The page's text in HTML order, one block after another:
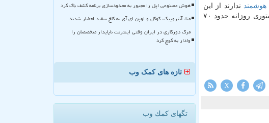
هوشمند ندارند از این
سرویس استفاده می نمایند و نباید بدون روش جایگزین، آن را قطع كرد. گفته می گردد پرداخت با استفاده از كدهای دستوری روزانه حدود ۷۰
X
هوش مصنوعی اپل را مجبور به محدودسازی برنامه کشف باگ کرد
متا، آنتروپیک، گوگل و اوپن ای آی به کاخ سفید احضار شدند
مرگ دورکاری در ایران وقتی اینترنت ناپایدار متخصصان را
وادار به کوچ کرد
تازه های کمک وب
تگهای كمك وب